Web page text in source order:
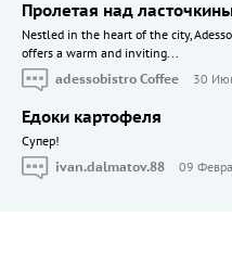
Пролетая над
Nestled in the heart of the city,
offers a warm and inviting...
adessobistro Coffee
30
Едоки картофеля
Cупер!
ivan.dalmatov.88
09